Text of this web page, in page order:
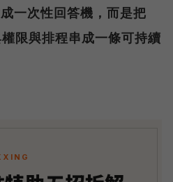
一次性回答機，而是把
限與排程串成一條可持續